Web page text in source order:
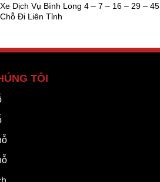
Xe Dịch Vụ Bình Long 4 – 7 – 16 – 29 – 45
Chỗ Đi Liên Tỉnh
TÔI